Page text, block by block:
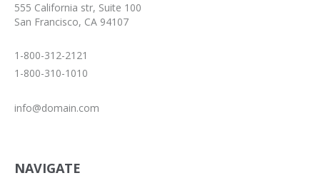
555 California str, Suite 100
San Francisco, CA 94107
1-800-312-2121
1-800-310-1010
info@domain.com
NAVIGATE